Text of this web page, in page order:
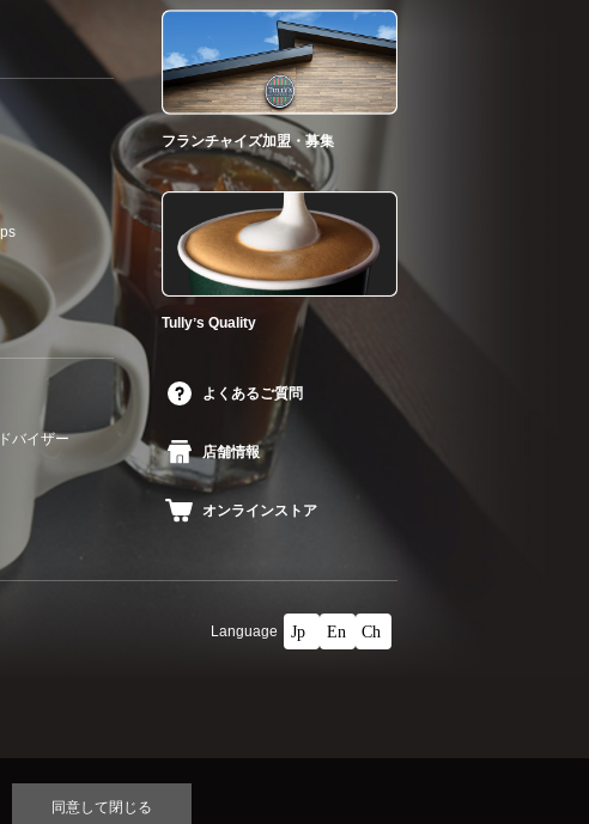
バイザー
フランチャイズ加盟・募集
Tullyʼs Quality
よくあるご質問
店舗情報
オンラインストア
Language
同意して閉じる